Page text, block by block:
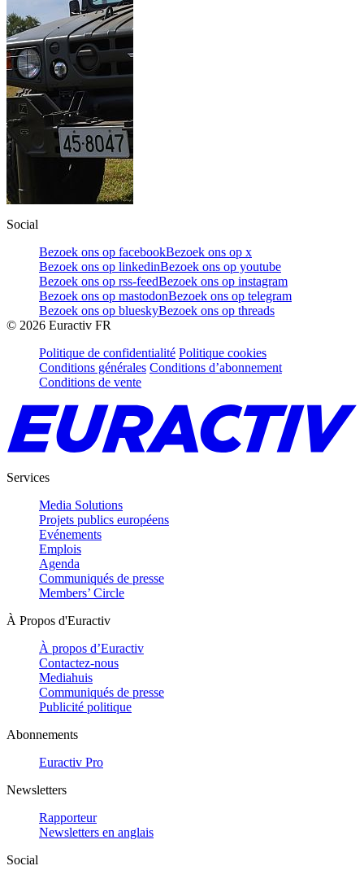
Social
Bezoek ons op facebookBezoek ons op x
Bezoek ons op linkedinBezoek ons op youtube
Bezoek ons op rss-feedBezoek ons op instagram
Bezoek ons op mastodonBezoek ons op telegram
Bezoek ons op blueskyBezoek ons op threads
© 2026 Euractiv FR
Politique de confidentialité Politique cookies
Conditions générales Conditions d’abonnement
Conditions de vente
Services
Media Solutions
Projets publics européens
Evénements
Emplois
Agenda
Communiqués de presse
Members’ Circle
À Propos d'Euractiv
À propos d’Euractiv
Contactez-nous
Mediahuis
Communiqués de presse
Publicité politique
Abonnements
Euractiv Pro
Newsletters
Rapporteur
Newsletters en anglais
Social